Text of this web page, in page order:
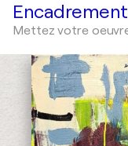
Encadrement
Mettez votre